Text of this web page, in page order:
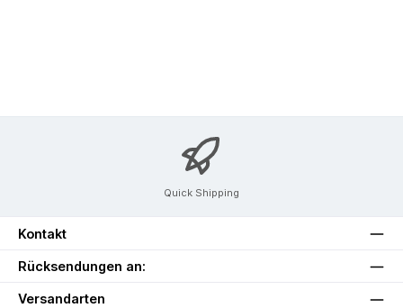
Quick Shipping
Kontakt
Rücksendungen an:
Versandarten